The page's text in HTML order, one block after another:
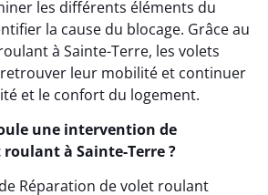
les différents éléments du
la cause du blocage. Grâce au
à Sainte-Terre, les volets
leur mobilité et continuer
et le confort du logement.
une intervention de
à Sainte-Terre ?
Réparation de volet roulant